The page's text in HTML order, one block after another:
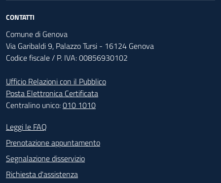
CONTATTI
Comune di Genova
Via Garibaldi 9, Palazzo Tursi - 16124 Genova
Codice fiscale / P. IVA: 00856930102
Ufficio Relazioni con il Pubblico
Posta Elettronica Certificata
Centralino unico:010 1010
Footer - Contatti
Leggi le FAQ
Prenotazione appuntamento
Segnalazione disservizio
Richiesta d'assistenza